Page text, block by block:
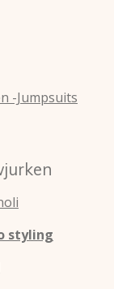
-Jumpsuits
styling